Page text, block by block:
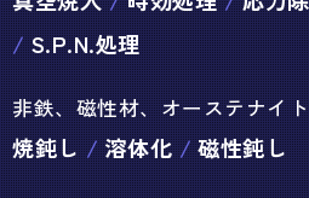
S.P.N.処理
非鉄、磁性材、オーステナイ
焼鈍し 溶体化 磁性鈍し